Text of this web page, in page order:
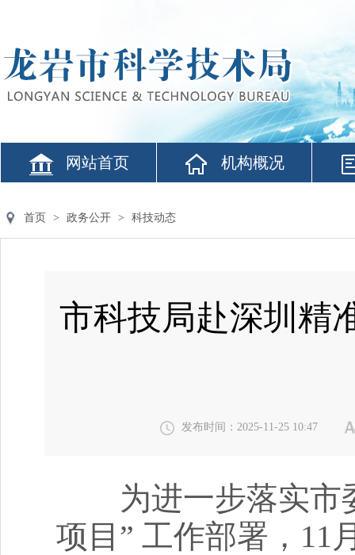
网站首页 机构概况
首页 > 政务公开 > 科技动态
市科技局赴深圳精
发布时间：2025-11-25 10:47
为进一步落实市
项目” 工作部署，11